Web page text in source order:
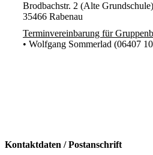
Brodbachstr. 2 (Alte Grundschule)
35466 Rabenau
Terminvereinbarung für
• Wolfgang Sommerlad (06407
Kontaktdaten / Postanschrift